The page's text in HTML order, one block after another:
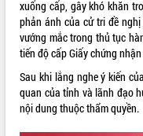
Lao động
UBND tỉnh Đắk Lắk triển khai
vụ 6 tháng cuối năm 2026
Kỳ họp thứ Hai, Hội đồng nhân dân
tỉnh khóa XI quyết nghị nhiều
quan trọng
ALBUM ẢNH
xuống cấp, gây khó khăn
phản ánh của cử tri đề
vướng mắc trong thủ tục
tiến độ cấp Giấy chứng
Sau khi lắng nghe ý kiến
quan của tỉnh và lãnh đạo
nội dung thuộc thẩm quyền.